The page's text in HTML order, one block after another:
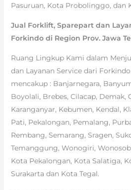
Pasuruan, Kota Probolinggo, dan
Jual Forklift, Sparepart dan
Forkindo di Region Prov. Jawa
Ruang Lingkup Kami dalam
dan Layanan Service dari
mencakup : Banjarnegara,
Boyolali, Brebes, Cilacap, Demak,
Karanganyar, Kebumen, Kendal,
Pati, Pekalongan, Pemalang,
Rembang, Semarang, Sragen,
Temanggung, Wonogiri,
Kota Pekalongan, Kota Salatiga,
Surakarta dan Kota Tegal.